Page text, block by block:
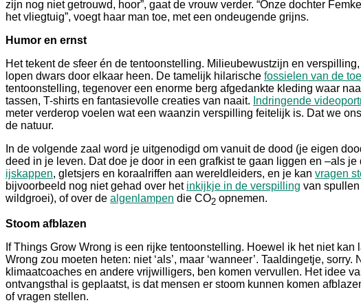
zijn nog niet getrouwd, hoor”, gaat de vrouw verder. “Onze dochter
het vliegtuig”, voegt haar man toe, met een ondeugende grijns.
Humor en ernst
Het tekent de sfeer én de tentoonstelling. Milieubewustzijn en
lopen dwars door elkaar heen. De tamelijk hilarische fossielen van de
tentoonstelling, tegenover een enorme berg afgedankte kleding waar
tassen, T-shirts en fantasievolle creaties van naait. Indringende
meter verderop voelen wat een waanzin verspilling feitelijk is. Dat we
de natuur.
In de volgende zaal word je uitgenodigd om vanuit de dood (je eigen
deed in je leven. Dat doe je door in een grafkist te gaan liggen en –als
ijskappen, gletsjers en koraalriffen aan wereldleiders, en je kan vragen
bijvoorbeeld nog niet gehad over het inkijkje in de verspilling van
wildgroei), of over de algenlampen die CO2 opnemen.
Stoom afblazen
If Things Grow Wrong is een rijke tentoonstelling. Hoewel ik het niet
Wrong zou moeten heten: niet ‘als’, maar ‘wanneer’. Taaldingetje,
klimaatcoaches en andere vrijwilligers, ben komen vervullen. Het idee
ontvangsthal is geplaatst, is dat mensen er stoom kunnen komen
of vragen stellen.